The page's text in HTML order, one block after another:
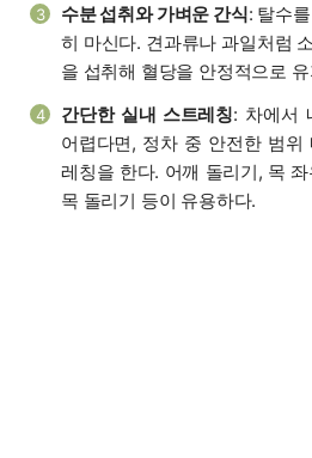
3 수분 섭취와 가벼운 간식: 탈수
히 마신다. 견과류나 과일처럼
을 섭취해 혈당을 안정적으로
4 간단한 실내 스트레칭: 차에서
어렵다면, 정차 중 안전한 범
레칭을 한다. 어깨 돌리기, 목
목 돌리기 등이 유용하다.